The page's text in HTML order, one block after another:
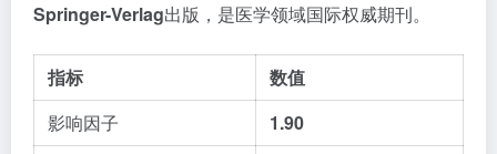
Springer-Verlag出版，是医学领域国际权威期刊。
指标
数值
影响因子
1.90